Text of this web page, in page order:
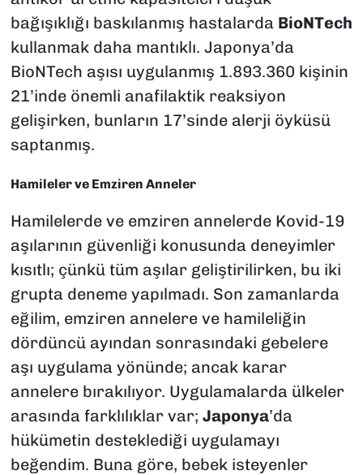
bağışıklığı baskılanmış hastalarda BioNTech
kullanmak daha mantıklı. Japonya’da
BioNTech aşısı uygulanmış 1.893.360 kişinin
21’inde önemli anafilaktik reaksiyon
gelişirken, bunların 17’sinde alerji öyküsü
saptanmış.
Hamileler ve Emziren Anneler
Hamilelerde ve emziren annelerde Kovid-19
aşılarının güvenliği konusunda deneyimler
kısıtlı; çünkü tüm aşılar geliştirilirken, bu iki
grupta deneme yapılmadı. Son zamanlarda
eğilim, emziren annelere ve hamileliğin
dördüncü ayından sonrasındaki gebelere
aşı uygulama yönünde; ancak karar
annelere bırakılıyor. Uygulamalarda ülkeler
arasında farklılıklar var; Japonya’da
hükümetin desteklediği uygulamayı
beğendim. Buna göre, bebek isteyenler